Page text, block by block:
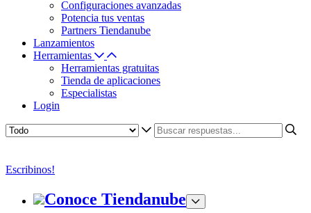
Configuraciones avanzadas
Potencia tus ventas
Partners Tiendanube
Lanzamientos
Herramientas
Herramientas gratuitas
Tienda de aplicaciones
Especialistas
Login
Escribinos!
Conoce Tiendanube